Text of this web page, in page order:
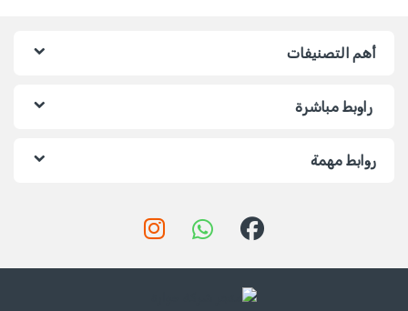
أهم التصنيفات
راوبط مباشرة
روابط مهمة